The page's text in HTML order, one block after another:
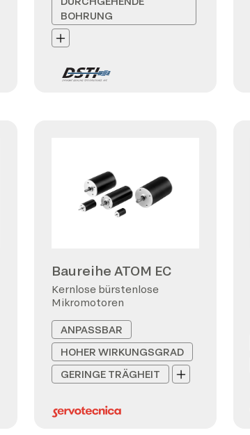
BOHRUNG
Baureihe ATOM EC
Kernlose bürstenlose
Mikromotoren
ANPASSBAR
HOHER WIRKUNGSGRAD
GERINGE TRÄGHEIT